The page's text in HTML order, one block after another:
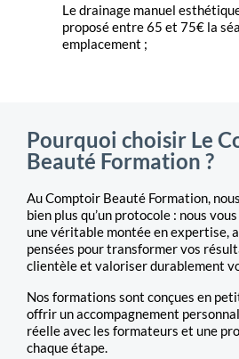
Le drainage manuel
proposé entre 65 et 75€ la
emplacement ;
Pourquoi choisir Le
Beauté Formation ?
Au Comptoir Beauté Formation,
bien plus qu’un protocole : nous
une véritable montée en expertise,
pensées pour transformer vos
clientèle et valoriser durablement
Nos formations sont conçues en
offrir un accompagnement
réelle avec les formateurs et une
chaque étape.